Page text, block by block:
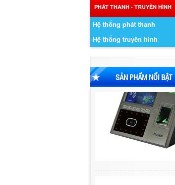
PHÁT THANH - TRUYỀN HÌNH
Hệ thống phát thanh
Hệ thống truyền hình
SẢN PHẨM NỔI BẬT